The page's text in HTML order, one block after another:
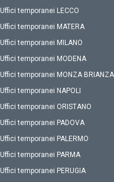
Uffici temporanei LECCO
Uffici temporanei MATERA
Uffici temporanei MILANO
Uffici temporanei MODENA
Uffici temporanei MONZA BRIANZA
Uffici temporanei NAPOLI
Uffici temporanei ORISTANO
Uffici temporanei PADOVA
Uffici temporanei PALERMO
Uffici temporanei PARMA
Uffici temporanei PERUGIA